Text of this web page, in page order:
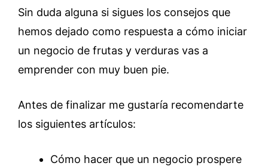
Sin duda alguna si sigues los consejos que
hemos dejado como respuesta a cómo iniciar
un negocio de frutas y verduras vas a
emprender con muy buen pie.
Antes de finalizar me gustaría recomendarte
los siguientes artículos:
Cómo hacer que un negocio prospere